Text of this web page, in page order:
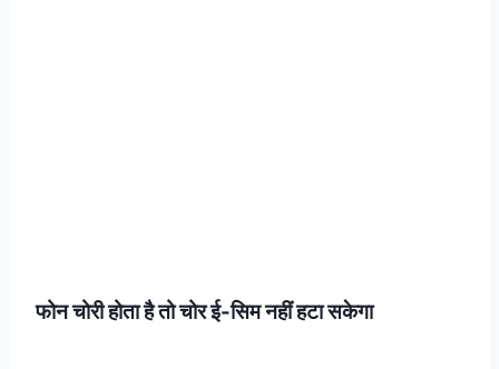
फोन चोरी होता है तो चोर ई-सिम नहीं हटा सकेगा